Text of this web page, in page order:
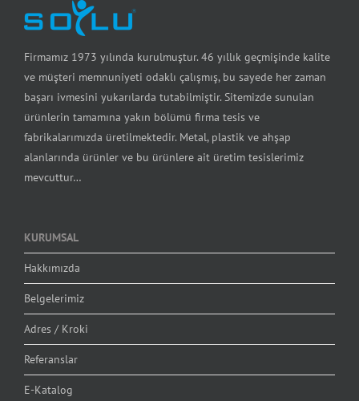
Firmamız 1973 yılında kurulmuştur. 46 yıllık geçmişinde kalite
ve müşteri memnuniyeti odaklı çalışmış, bu sayede her zaman
başarı ivmesini yukarılarda tutabilmiştir. Sitemizde sunulan
ürünlerin tamamına yakın bölümü firma tesis ve
fabrikalarımızda üretilmektedir. Metal, plastik ve ahşap
alanlarında ürünler ve bu ürünlere ait üretim tesislerimiz
mevcuttur…
KURUMSAL
Hakkımızda
Belgelerimiz
Adres / Kroki
Referanslar
E-Katalog